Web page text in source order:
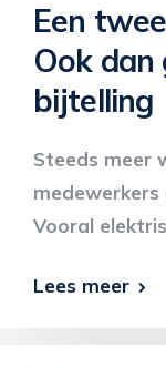
Een
Ook dan
bijtelling
Steeds meer
medewerkers
Vooral
Lees meer